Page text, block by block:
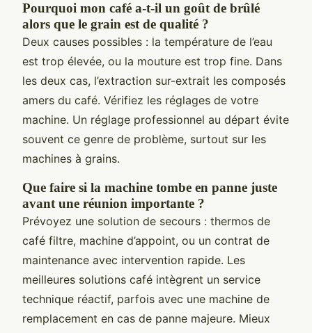
Pourquoi mon café a-t-il un goût de brûlé
alors que le grain est de qualité ?
Deux causes possibles : la température de l’eau
est trop élevée, ou la mouture est trop fine. Dans
les deux cas, l’extraction sur-extrait les composés
amers du café. Vérifiez les réglages de votre
machine. Un réglage professionnel au départ évite
souvent ce genre de problème, surtout sur les
machines à grains.
Que faire si la machine tombe en panne juste
avant une réunion importante ?
Prévoyez une solution de secours : thermos de
café filtre, machine d’appoint, ou un contrat de
maintenance avec intervention rapide. Les
meilleures solutions café intègrent un service
technique réactif, parfois avec une machine de
remplacement en cas de panne majeure. Mieux